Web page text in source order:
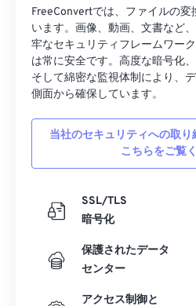
FreeConvertでは、ファイルの
います。画像、動画、文書など
牢なセキュリティフレームワー
は常に安全です。高度な暗号化
そして綿密な監視体制により、
側面から確保しています。
当社のセキュリティへの取
こちらをご覧
SSL/TLS
暗号化
保護されたデータ
センター
アクセス制御と